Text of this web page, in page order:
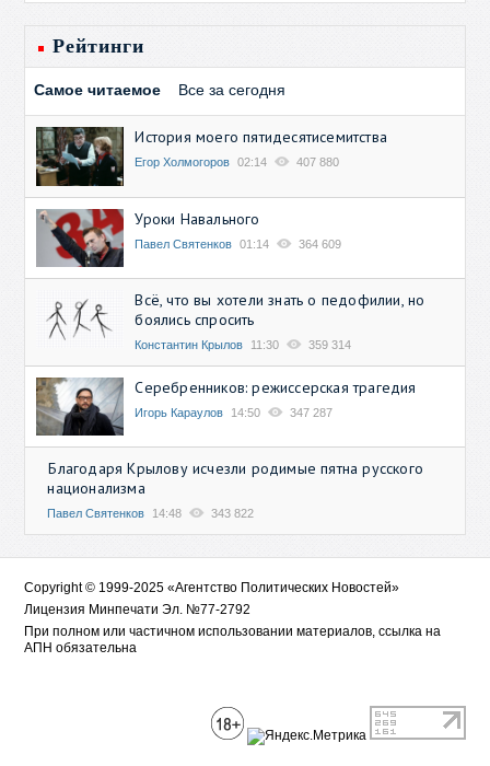
Рейтинги
Самое читаемое Все за сегодня
История моего пятидесятисемитства
Егор Холмогоров 02:14 407 880
Уроки Навального
Павел Святенков 01:14 364 609
Всё, что вы хотели знать о педофилии, но
боялись спросить
Константин Крылов 11:30 359 314
Серебренников: режиссерская трагедия
Игорь Караулов 14:50 347 287
Благодаря Крылову исчезли родимые пятна русского
национализма
Павел Святенков 14:48 343 822
Copyright © 1999-2025 «Агентство Политических Новостей»
Лицензия Минпечати Эл. №77-2792
При полном или частичном использовании материалов, ссылка на
АПН обязательна